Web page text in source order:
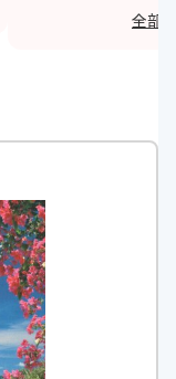
点が交差しながら
も余裕を見せつつ
られた願いが切な
全部